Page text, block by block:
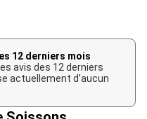
12 derniers mois
avis des 12 derniers
actuellement d’aucun